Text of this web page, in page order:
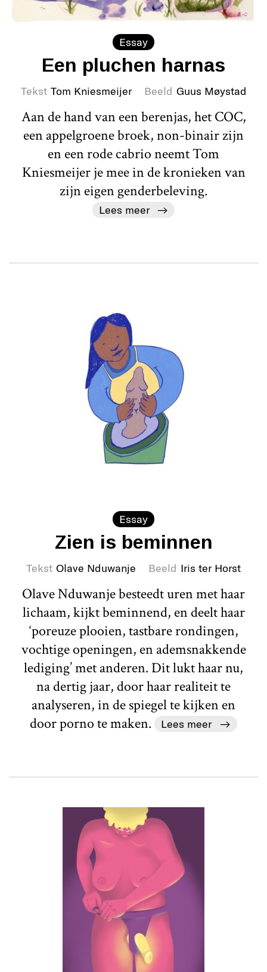
Essay
Een pluchen harnas
Tekst Tom Kniesmeijer Beeld Guus Møystad
Aan de hand van een berenjas, het COC,
een appelgroene broek, non-binair zijn
en een rode cabrio neemt Tom
Kniesmeijer je mee in de kronieken van
zijn eigen genderbeleving.
Lees meer
Essay
Zien is beminnen
Tekst Olave Nduwanje Beeld Iris ter Horst
Olave Nduwanje besteedt uren met haar
lichaam, kijkt beminnend, en deelt haar
‘poreuze plooien, tastbare rondingen,
vochtige openingen, en ademsnakkende
lediging’ met anderen. Dit lukt haar nu,
na dertig jaar, door haar realiteit te
analyseren, in de spiegel te kijken en
door porno te maken.
Lees meer